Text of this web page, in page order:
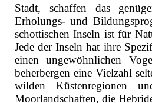
Stadt, schaffen das
Erholungs- und
schottischen Inseln ist für
Jede der Inseln hat ihre
einen ungewöhnlichen
beherbergen eine Vielzahl
wilden Küstenregionen
Moorlandschaften, die